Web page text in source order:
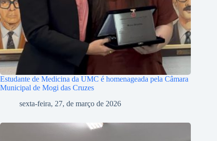
Estudante de Medicina da UMC é homenageada pela Câmara
Municipal de Mogi das Cruzes
sexta-feira, 27, de março de 2026